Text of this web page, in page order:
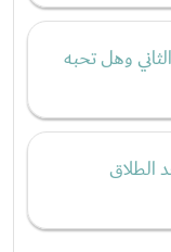
وهل تحبه
الطلاق